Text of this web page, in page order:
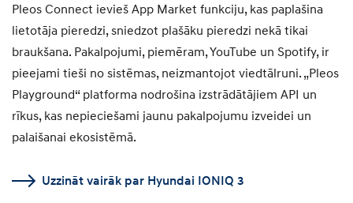
Pleos Connect ievieš App Market funkciju, kas paplašina
lietotāja pieredzi, sniedzot plašāku pieredzi nekā tikai
braukšana. Pakalpojumi, piemēram, YouTube un Spotify, ir
pieejami tieši no sistēmas, neizmantojot viedtālruni. „Pleos
Playground“ platforma nodrošina izstrādātājiem API un
rīkus, kas nepieciešami jaunu pakalpojumu izveidei un
palaišanai ekosistēmā.
Uzzināt vairāk par Hyundai IONIQ 3